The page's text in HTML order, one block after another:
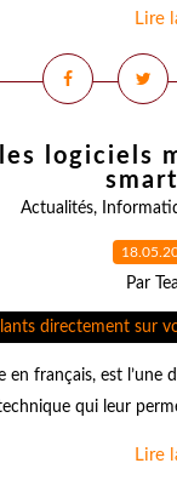
Lire
les logiciels
Actualités,
Par
en français, est
qui leur
Lire